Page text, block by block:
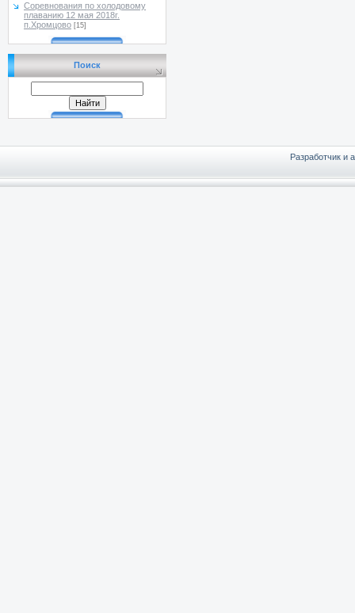
Соревнования по холодовому
плаванию 12 мая 2018г.
п.Хромцово [15]
Поиск
Разработчик и